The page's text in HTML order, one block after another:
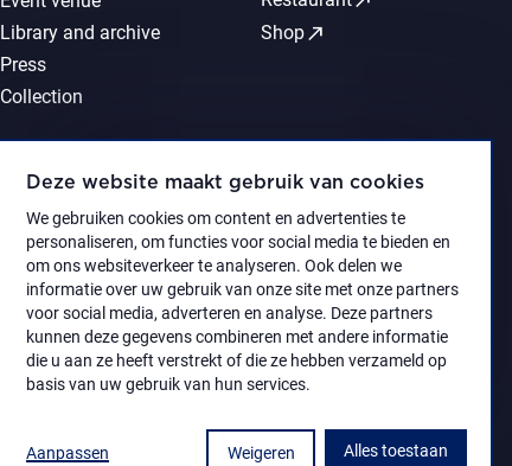
Deze website maakt gebruik van cookies
We gebruiken cookies om content en advertenties te
personaliseren, om functies voor social media te bieden en
om ons websiteverkeer te analyseren. Ook delen we
informatie over uw gebruik van onze site met onze partners
voor social media, adverteren en analyse. Deze partners
kunnen deze gegevens combineren met andere informatie
die u aan ze heeft verstrekt of die ze hebben verzameld op
basis van uw gebruik van hun services.
Aanpassen Weigeren Alles toestaan
Library and archive
Press
Collection
Shopcall_made